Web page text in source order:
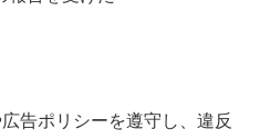
告ポリシーを遵守し、違反